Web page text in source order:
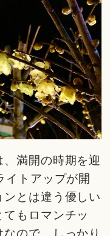
満開の時期を迎
イトアップが開
とは違う優しい
もロマンチッ
ので、しっかり